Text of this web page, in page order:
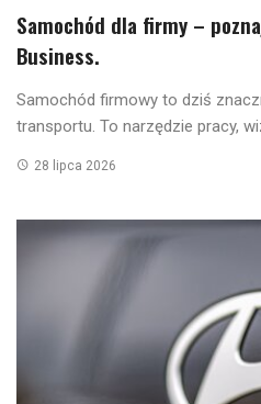
Samochód dla firmy –
Business.
Samochód firmowy to dziś
transportu. To narzędzie pracy,
28 lipca 2026